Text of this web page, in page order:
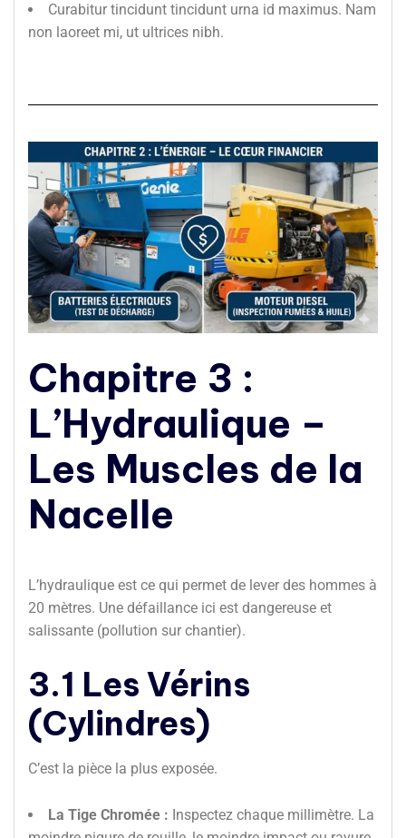
Curabitur tincidunt tincidunt urna id maximus. Nam
non laoreet mi, ut ultrices nibh.
Chapitre 3 :
L’Hydraulique –
Les Muscles de la
Nacelle
L’hydraulique est ce qui permet de lever des hommes à
20 mètres. Une défaillance ici est dangereuse et
salissante (pollution sur chantier).
3.1 Les Vérins
(Cylindres)
C’est la pièce la plus exposée.
La Tige Chromée : Inspectez chaque millimètre. La